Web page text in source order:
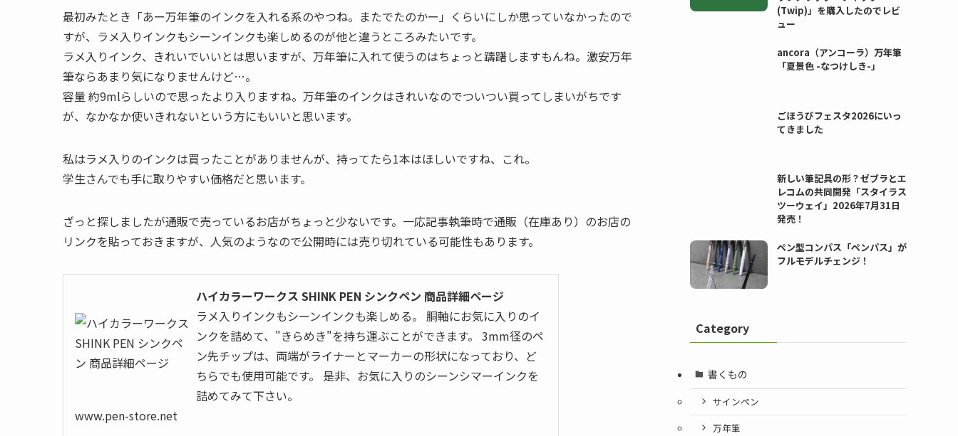
最初みたとき「あー万年筆のインクを入れる系のやつね。またでたのかー」くらいにしか思っていなかったので
すが、ラメ入りインクもシーンインクも楽しめるのが他と違うところみたいです。
ラメ入りインク、きれいでいいとは思いますが、万年筆に入れて使うのはちょっと躊躇しますもんね。激安万年
筆ならあまり気になりませんけど…。
容量 約9mlらしいので思ったより入りますね。万年筆のインクはきれいなのでついつい買ってしまいがちです
が、なかなか使いきれないという方にもいいと思います。
私はラメ入りのインクは買ったことがありませんが、持ってたら1本はほしいですね、これ。
学生さんでも手に取りやすい価格だと思います。
ざっと探しましたが通販で売っているお店がちょっと少ないです。一応記事執筆時で通販（在庫あり）のお店の
リンクを貼っておきますが、人気のようなので公開時には売り切れている可能性もあります。
ハイカラーワークス SHINK PEN シンクペン 商品詳細ページ
ラメ入りインクもシーンインクも楽しめる。 胴軸にお気に入りのイ
ンクを詰めて、"きらめき"を持ち運ぶことができます。 3mm径のペ
ン先チップは、両端がライナーとマーカーの形状になっており、ど
ちらでも使用可能です。 是非、お気に入りのシーンシマーインクを
詰めてみて下さい。
www.pen-store.net
(Twip)」を購入したのでレビ
ュー
ancora（アンコーラ）万年筆
「夏景色 -なつけしき-」
ごほうびフェスタ2026にいっ
てきました
新しい筆記具の形？ゼブラとエ
レコムの共同開発「スタイラス
ツーウェイ」2026年7月31日
発売！
ペン型コンパス「ペンパス」が
フルモデルチェンジ！
Category
書くもの
サインペン
万年筆